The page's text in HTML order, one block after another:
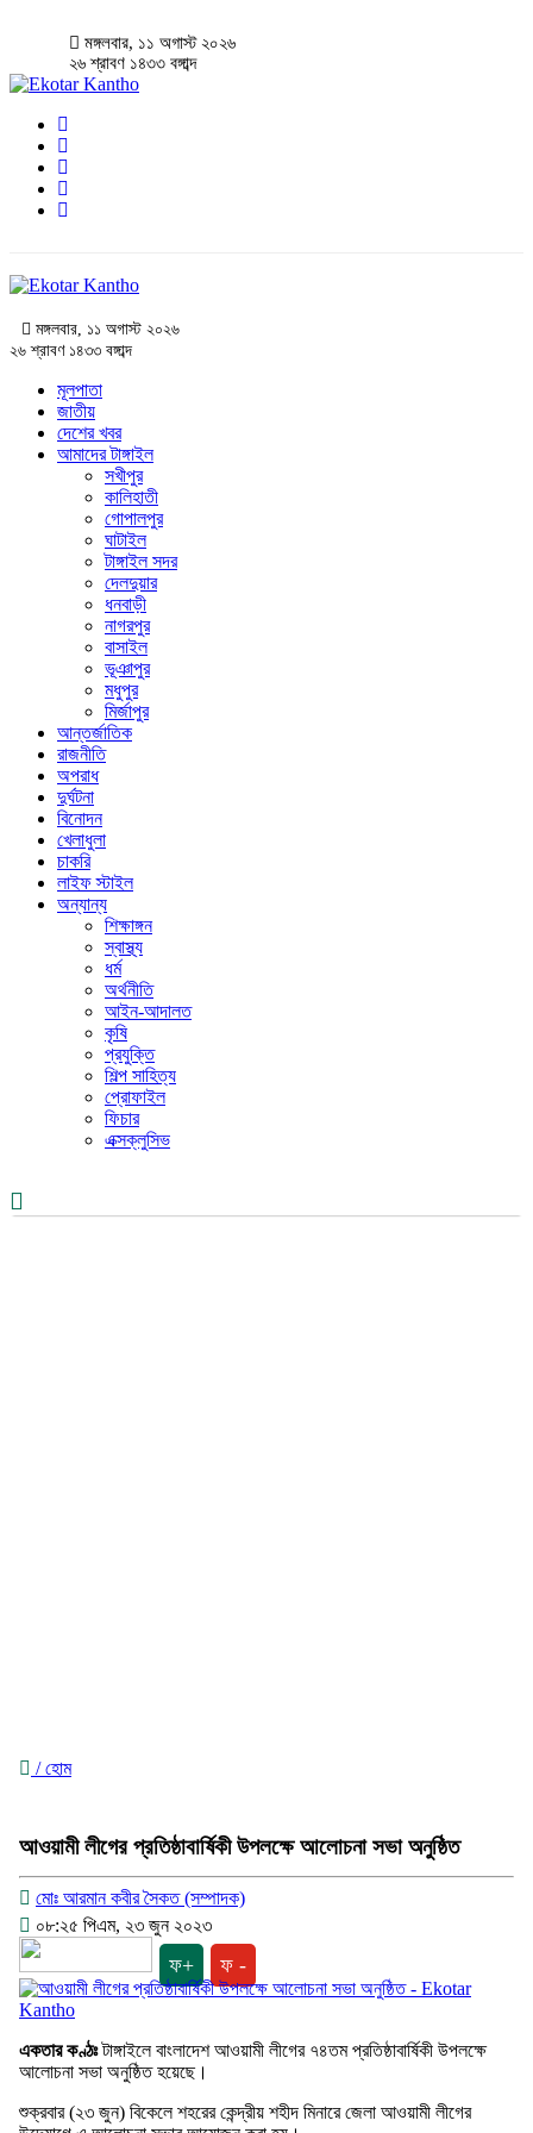
মঙ্গলবার, ১১ অগাস্ট ২০২৬
২৬ শ্রাবণ ১৪৩৩ বঙ্গাব্দ
মঙ্গলবার, ১১ অগাস্ট ২০২৬
২৬ শ্রাবণ ১৪৩৩ বঙ্গাব্দ
মূলপাতা
জাতীয়
দেশের খবর
আমাদের টাঙ্গাইল
সখীপুর
কালিহাতী
গোপালপুর
ঘাটাইল
টাঙ্গাইল সদর
দেলদুয়ার
ধনবাড়ী
নাগরপুর
বাসাইল
ভূঞাপুর
মধুপুর
মির্জাপুর
আন্তর্জাতিক
রাজনীতি
অপরাধ
দুর্ঘটনা
বিনোদন
খেলাধুলা
চাকরি
লাইফ স্টাইল
অন্যান্য
শিক্ষাঙ্গন
স্বাস্থ্য
ধর্ম
অর্থনীতি
আইন-আদালত
কৃষি
প্রযুক্তি
শিল্প সাহিত্য
প্রোফাইল
ফিচার
এক্সক্লুসিভ
/ হোম
আওয়ামী লীগের প্রতিষ্ঠাবার্ষিকী উপলক্ষে আলোচনা সভা অনুষ্ঠিত
মোঃ আরমান কবীর সৈকত (সম্পাদক)
০৮:২৫ পিএম, ২৩ জুন ২০২৩
ফ+ ফ -
একতার কণ্ঠঃটাঙ্গাইলে বাংলাদেশ আওয়ামী লীগের ৭৪তম প্রতিষ্ঠাবার্ষিকী উপলক্ষে
আলোচনা সভা অনুষ্ঠিত হয়েছে।
শুক্রবার (২৩ জুন) বিকেলে শহরের কেন্দ্রীয় শহীদ মিনারে জেলা আওয়ামী লীগের